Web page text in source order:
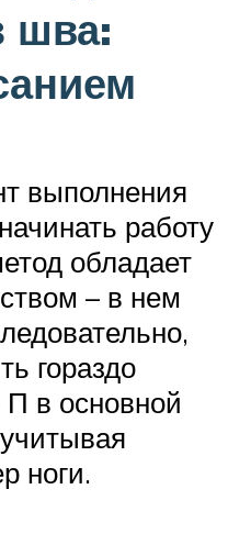
шва:
выполнения
работу
обладает
– в нем
гораздо
в основной
ноги.